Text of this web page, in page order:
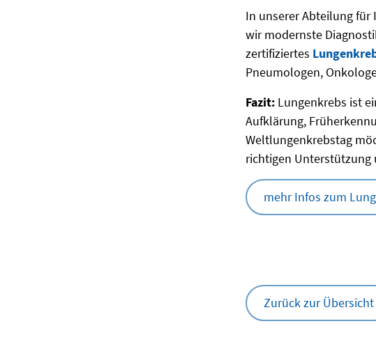
In unserer Abteilung für
wir modernste
zertifiziertes
Pneumologen,
Fazit: Lungenkrebs ist
Aufklärung,
Weltlungenkrebstag
richtigen Unterstützung
mehr Infos zum
Zurück zur Übersicht